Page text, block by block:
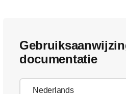
documentatie